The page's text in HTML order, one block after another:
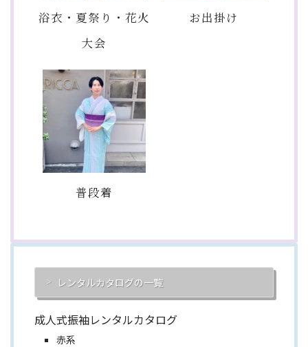
浴衣・夏祭り・花火
大会
お出掛け
普段着
レンタルカタログの一覧
成人式振袖レンタルカタログ
赤系